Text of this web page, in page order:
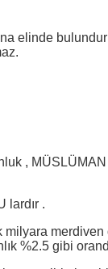
elinde
,
lardır .
merdiven
%2.5 gibi